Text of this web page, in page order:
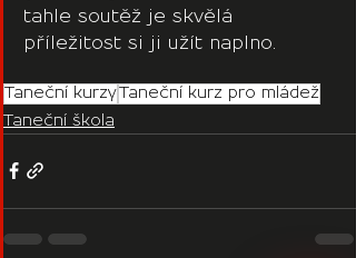
tahle soutěž je skvělá
příležitost si ji užít naplno.
Taneční kurzyTaneční kurz pro mládež
Taneční škola